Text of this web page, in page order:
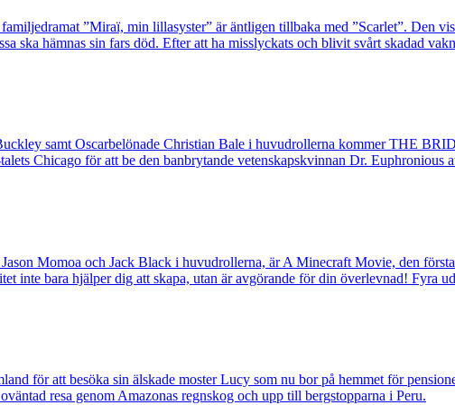
”Miraï, min lillasyster” är äntligen tillbaka med ”Scarlet”. Den
ska hämnas sin fars död. Efter att ha misslyckats och blivit svårt skadad
samt Oscarbelönade Christian Bale i huvudrollerna kommer THE
Chicago för att be den banbrytande vetenskapskvinnan Dr.
Momoa och Jack Black i huvudrollerna, är A Minecraft Movie, den
inte bara hjälper dig att skapa, utan är avgörande för din överlevnad! Fyra
för att besöka sin älskade moster Lucy som nu bor på hemmet för
resa genom Amazonas regnskog och upp till bergstopparna i Peru.